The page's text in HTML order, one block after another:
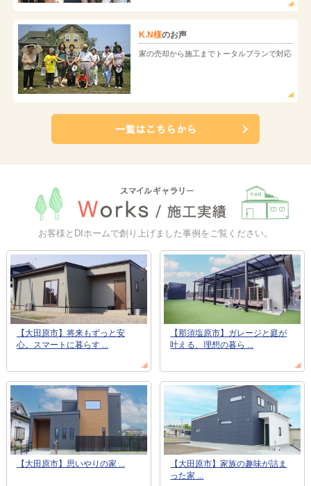
K.N様のお声
家の売却から施工までトータルプランで対応
お客様とDIホームで創り上げました事例をご覧ください。
【大田原市】将来もずっと安
心。スマートに暮らす ...
【那須塩原市】ガレージと庭が
叶える、理想の暮ら ...
【大田原市】思いやりの家 ...
【大田原市】家族の趣味が詰ま
った家 ...